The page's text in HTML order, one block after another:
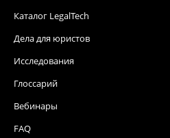
Каталог LegalTech
Дела для юристов
Исследования
Глоссарий
Вебинары
FAQ